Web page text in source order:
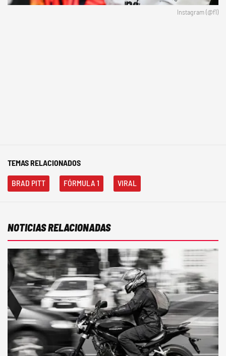
Instagram (@f1)
TEMAS RELACIONADOS
BRAD PITT FÓRMULA 1 VIRAL
NOTICIAS RELACIONADAS